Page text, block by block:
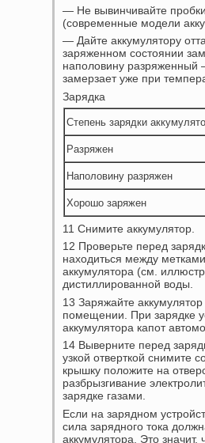
— Не вывинчивайте
(современные модели
— Дайте аккумулятору
заряженном состоянии
наполовину
замерзает уже при
Зарядка
Степень зарядки
Разряжен
Наполовину разряжен
Хорошо заряжен
11 Снимите аккумулятор.
12 Проверьте перед
находиться между
аккумулятора (см.
дистиллированной воды.
13 Заряжайте
помещении. При зарядке
аккумулятора капот
14 Выверните перед
узкой отверткой снимите
крышку положите на
разбрызгивание
зарядке газами.
Если на зарядном
сила зарядного тока
аккумулятора. Это